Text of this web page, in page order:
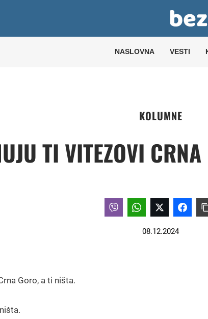
NASLOVNA VESTI
KOLUMNE
TI VITEZOVI
08.12.2024
Goro, a ti ništa.